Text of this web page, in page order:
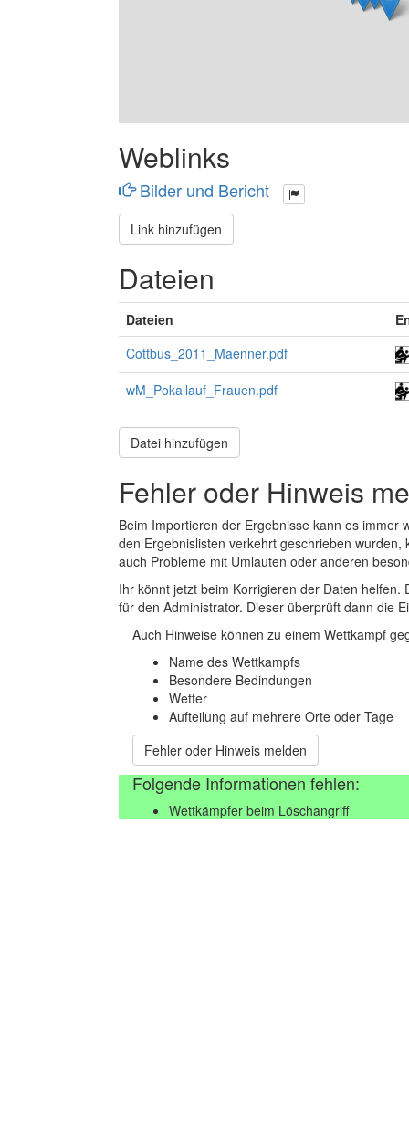
Weblinks
Bilder und Bericht
Link hinzufügen
Dateien
Dateien
Cottbus_2011_Maenner.pdf
wM_Pokallauf_Frauen.pdf
Datei hinzufügen
Fehler oder Hinweis
Beim Importieren der Ergebnisse kann es
den Ergebnislisten verkehrt geschrieben
auch Probleme mit Umlauten oder anderen
Ihr könnt jetzt beim Korrigieren der Daten
für den Administrator. Dieser überprüft dann die
Auch Hinweise können zu einem Wettkampf
Name des Wettkampfs
Besondere Bedindungen
Wetter
Aufteilung auf mehrere Orte oder Tage
Fehler oder Hinweis melden
Folgende Informationen fehlen:
Wettkämpfer beim Löschangriff